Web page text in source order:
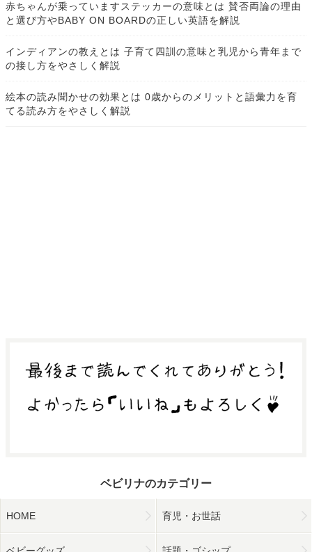
赤ちゃんが乗っていますステッカーの意味とは 賛否両論の理由
と選び方やBABY ON BOARDの正しい英語を解説
インディアンの教えとは 子育て四訓の意味と乳児から青年まで
の接し方をやさしく解説
絵本の読み聞かせの効果とは 0歳からのメリットと語彙力を育
てる読み方をやさしく解説
ベビリナのカテゴリー
HOME 育児・お世話